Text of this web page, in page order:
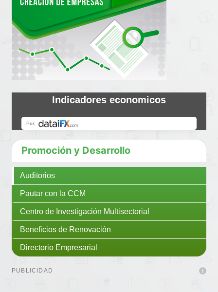
Indicadores economicos
Promoción y Desarrollo
Auditorios
Pautar con la CCM
Centro de Investigación Multisectorial
Beneficios de Renovación
Directorio Empresarial
PUBLICIDAD